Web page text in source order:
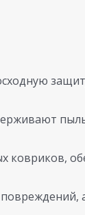
ковриков,